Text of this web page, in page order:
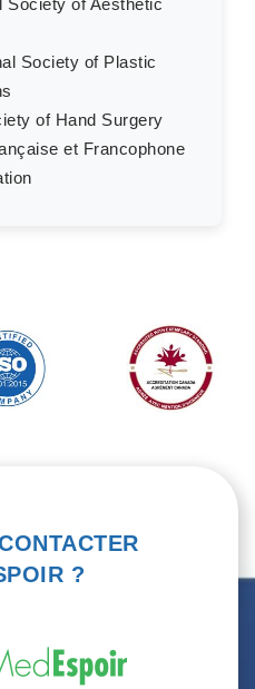
Society of Aesthetic
Society of Plastic
of Hand Surgery
et Francophone
?